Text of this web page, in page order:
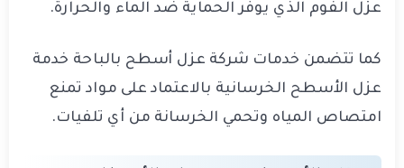
عزل الفوم الذي يوفر الحماية ضد الماء والحرارة.
كما تتضمن خدمات شركة عزل أسطح بالباحة خدمة
عزل الأسطح الخرسانية بالاعتماد على مواد تمنع
امتصاص المياه وتحمي الخرسانة من أي تلفيات.